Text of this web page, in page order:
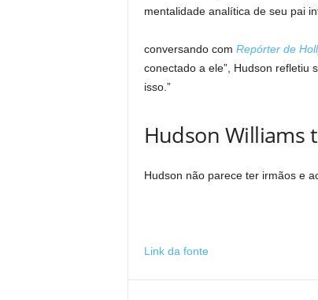
mentalidade analítica de seu pai
conversando com Repórter de
conectado a ele”, Hudson refletiu
isso.”
Hudson Williams
Hudson não parece ter irmãos e
Link da fonte